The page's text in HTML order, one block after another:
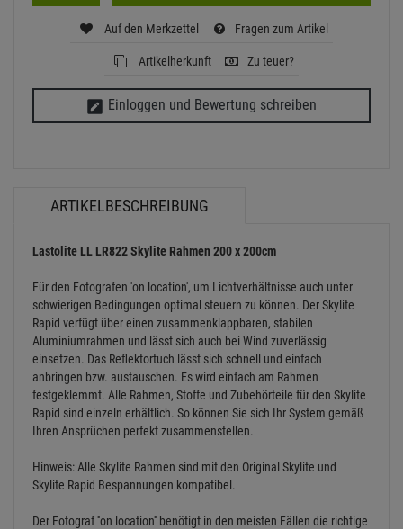
Auf den Merkzettel Fragen zum Artikel
Artikelherkunft Zu teuer?
Einloggen und Bewertung schreiben
ARTIKELBESCHREIBUNG
Lastolite LL LR822 Skylite Rahmen 200 x 200cm
Für den Fotografen 'on location', um Lichtverhältnisse auch unter
schwierigen Bedingungen optimal steuern zu können. Der Skylite
Rapid verfügt über einen zusammenklappbaren, stabilen
Aluminiumrahmen und lässt sich auch bei Wind zuverlässig
einsetzen. Das Reflektortuch lässt sich schnell und einfach
anbringen bzw. austauschen. Es wird einfach am Rahmen
festgeklemmt. Alle Rahmen, Stoffe und Zubehörteile für den Skylite
Rapid sind einzeln erhältlich. So können Sie sich Ihr System gemäß
Ihren Ansprüchen perfekt zusammenstellen.
Hinweis: Alle Skylite Rahmen sind mit den Original Skylite und
Skylite Rapid Bespannungen kompatibel.
Der Fotograf ''on location'' benötigt in den meisten Fällen die richtige